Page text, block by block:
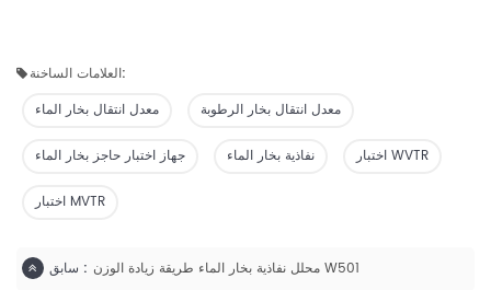
العلامات الساخنة:
معدل انتقال بخار الماء
معدل انتقال بخار الرطوبة
جهاز اختبار حاجز بخار الماء نفاذية بخار الماء اختبار WVTR
اختبار MVTR
سابق : محلل نفاذية بخار الماء طريقة زيادة الوزن W501